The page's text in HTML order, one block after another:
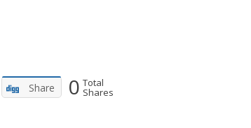
Share 0 Total
Shares